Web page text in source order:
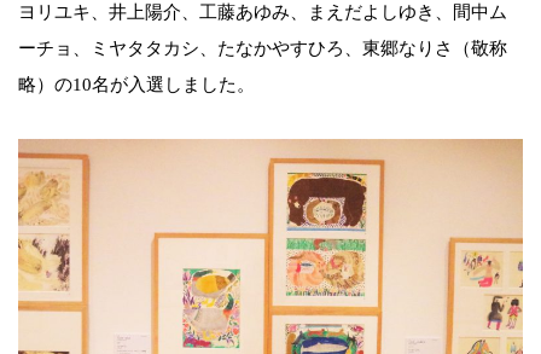
ヨリユキ、井上陽介、工藤あゆみ、まえだよしゆき、間中ム
ーチョ、ミヤタタカシ、たなかやすひろ、東郷なりさ（敬称
略）の10名が入選しました。